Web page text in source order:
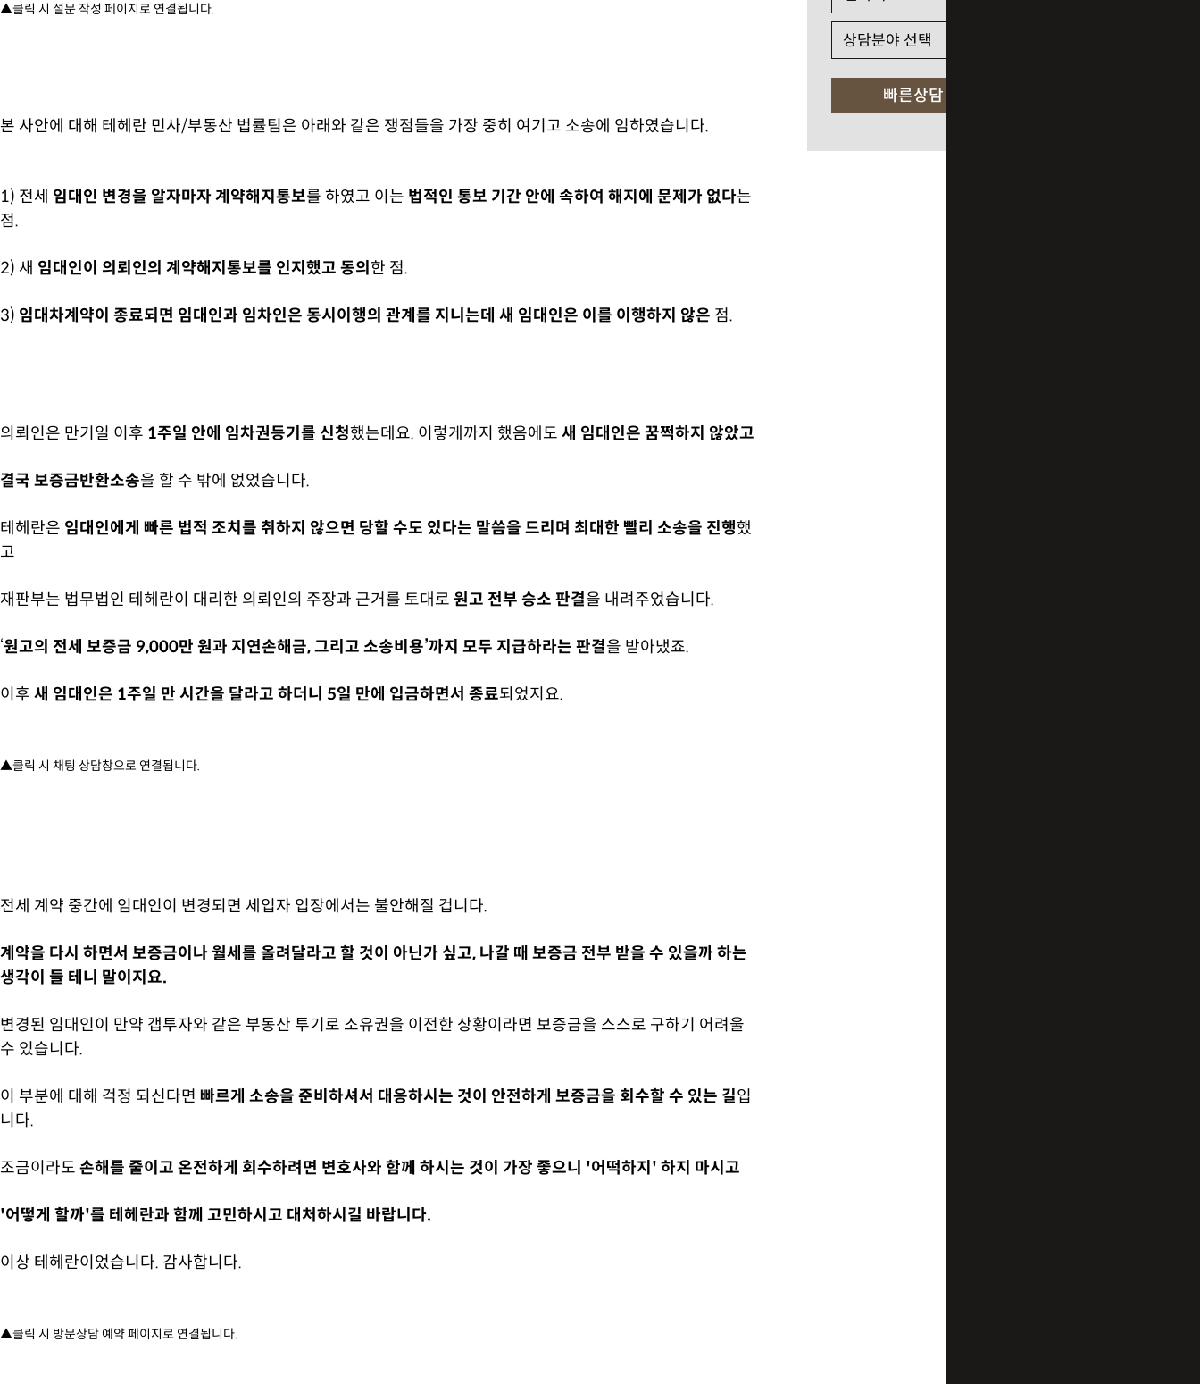
▲클릭 시 설문 작성 페이지로 연결됩니다.
본 사안에 대해 테헤란 민사/부동산 법률팀은 아래와 같은 쟁점들을 가장 중히 여기고 소송에 임하였습니다.
1) 전세 임대인 변경을 알자마자 계약해지통보를 하였고 이는 법적인 통보 기간 안에 속하여 해지에 문제가 없다는
점.
2) 새 임대인이 의뢰인의 계약해지통보를 인지했고 동의 한 점.
3) 임대차계약이 종료되면 임대인과 임차인은 동시이행의 관계를 지니는데 새 임대인은 이를 이행하지 않은 점.
의뢰인은 만기일 이후 1주일 안에 임차권등기를 신청했는데요. 이렇게까지 했음에도 새 임대인은 꿈쩍하지 않았고
결국 보증금반환소송을 할 수 밖에 없었습니다.
테헤란은 임대인에게 빠른 법적 조치를 취하지 않으면 당할 수도 있다는 말씀을 드리며 최대한 빨리 소송을 진행했
고
재판부는 법무법인 테헤란이 대리한 의뢰인의 주장과 근거를 토대로 원고 전부 승소 판결을 내려주었습니다.
‘원고의 전세 보증금 9,000만 원과 지연손해금, 그리고 소송비용’까지 모두 지급하라는 판결을 받아냈죠.
이후 새 임대인은 1주일 만 시간을 달라고 하더니 5일 만에 입금하면서 종료되었지요.
▲클릭 시 채팅 상담창으로 연결됩니다.
전세 계약 중간에 임대인이 변경되면 세입자 입장에서는 불안해질 겁니다.
계약을 다시 하면서 보증금이나 월세를 올려달라고 할 것이 아닌가 싶고, 나갈 때 보증금 전부 받을 수 있을까 하는
생각이 들 테니 말이지요.
변경된 임대인이 만약 갭투자와 같은 부동산 투기로 소유권을 이전한 상황이라면 보증금을 스스로 구하기 어려울
수 있습니다.
이 부분에 대해 걱정 되신다면 빠르게 소송을 준비하셔서 대응하시는 것이 안전하게 보증금을 회수할 수 있는 길입
니다.
조금이라도 손해를 줄이고 온전하게 회수하려면 변호사와 함께 하시는 것이 가장 좋으니 '어떡하지' 하지 마시고
'어떻게 할까'를 테헤란과 함께 고민하시고 대처하시길 바랍니다.
이상 테헤란이었습니다. 감사합니다.
▲클릭 시 방문상담 예약 페이지로 연결됩니다.